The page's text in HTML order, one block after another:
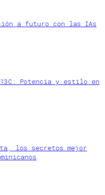
a futuro con las IAs
13C: Potencia y estilo en
los secretos mejor